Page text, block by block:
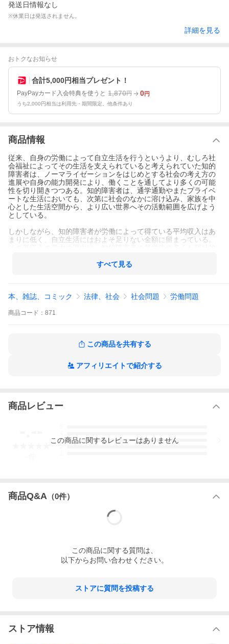
発送日情報なし
※休業日は発送されません。
詳細を見る
おトクなお知らせ
合計5,000円相当プレゼント！
PayPayカード入会特典を使うと 1,870円 0円
うち2,000円相当は利用先・期間限定。他条件あり
商品情報
従来、自身の労働によって自立生活を行うというより、むしろ社
会福祉によってその生活を支えられていると考えられていた知的
障害者は、ノーマライゼーションをはじめとする社会の考え方の
進展や自身の能力開発により、働くことを通してより多くの可能
性を切り開きつつある。知的障害者は、通学通勤やまたプライベ
ートな生活においても、次第に社会のなかに溶け込み、家族を中
心とした生活空間から、より広い世界へその活動範囲を広げよう
としている。
しかしながら、知的障害者が労働によって得ている平均収入はあ
まりに低く、自立生活にはおよそ足りない金額に留まっている。
る。なぜ、知的障害者は最低賃金に満たない収入しか得られない
すべて見る
本、雑誌、コミック 法律、社会 社会問題 労働問題
商品 コード： 871
この商品を共有する
アフィリエイトで紹介する
商品レビュー
3
この商品に関するレビューはありません
商品Q&A （0件）
この商品に関する質問は、
以下からお問い合わせください。
ストアに質問を投稿する
ストア情報